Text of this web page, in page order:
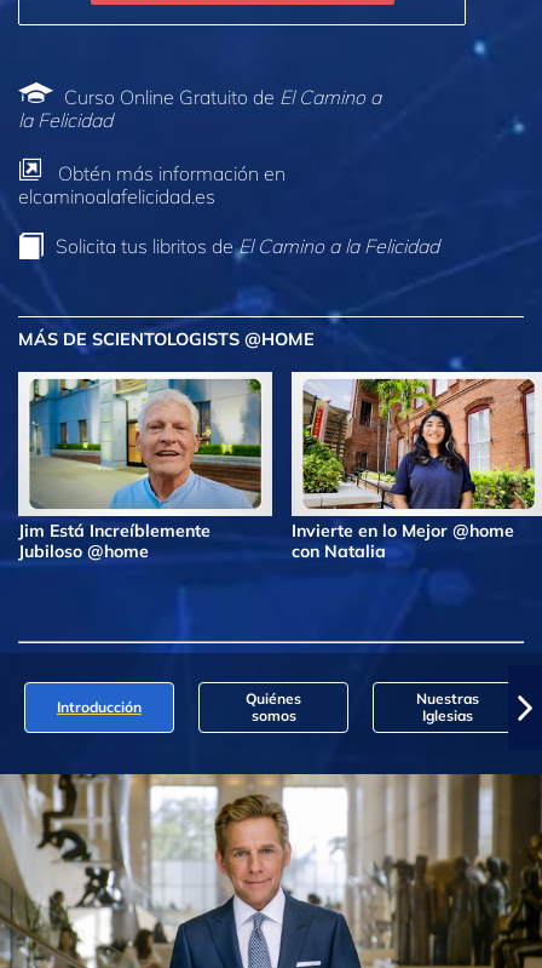
Curso Online Gratuito de El Camino a
la Felicidad
Obtén más información en
elcaminoalafelicidad.es
Solicita tus libritos deEl Camino a la Felicidad
MÁS DE SCIENTOLOGISTS @HOME
Jim Está Increíblemente
Jubiloso @home
Invierte en lo Mejor @home
con Natalia
Introducción
Quiénes
somos
Nuestras
Iglesias